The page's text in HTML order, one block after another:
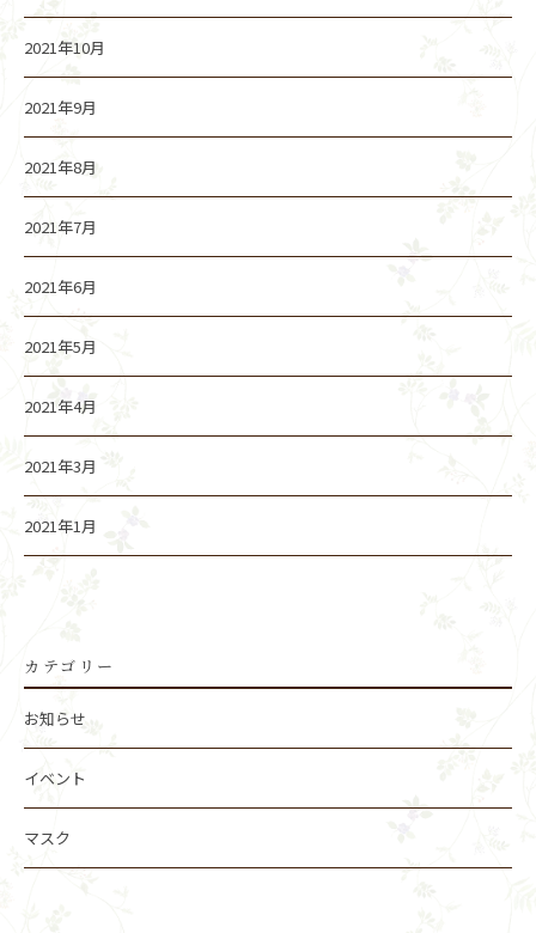
2021年10月
2021年9月
2021年8月
2021年7月
2021年6月
2021年5月
2021年4月
2021年3月
2021年1月
カテゴリー
お知らせ
イベント
マスク